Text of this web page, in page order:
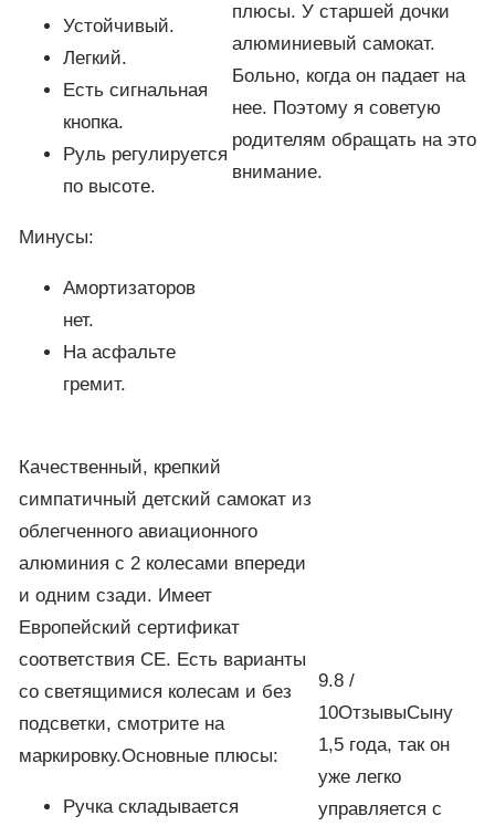
Устойчивый.
Легкий.
Есть сигнальная
кнопка.
Руль регулируется
по высоте.
Минусы:
Амортизаторов
нет.
На асфальте
гремит.
плюсы. У старшей дочки
алюминиевый самокат.
Больно, когда он падает на
нее. Поэтому я советую
родителям обращать на это
внимание.
Качественный, крепкий
симпатичный детский самокат из
облегченного авиационного
алюминия с 2 колесами впереди
и одним сзади. Имеет
Европейский сертификат
соответствия СЕ. Есть варианты
со светящимися колесам и без
подсветки, смотрите на
маркировку.Основные плюсы:
Ручка складывается
9.8 /
10ОтзывыСыну
1,5 года, так он
уже легко
управляется с